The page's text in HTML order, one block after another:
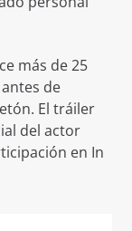
más de 25
de
El tráiler
del actor
en In